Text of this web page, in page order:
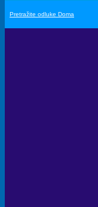
Pretražite odluke Doma